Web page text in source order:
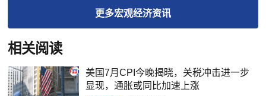
更多宏观经济资讯
相关阅读
美国7月CPI今晚揭晓，关税冲击进一步
显现，通胀或同比加速上涨